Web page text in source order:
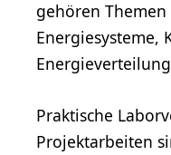
gehören
Energiesysteme,
Praktische
Projektarbeiten